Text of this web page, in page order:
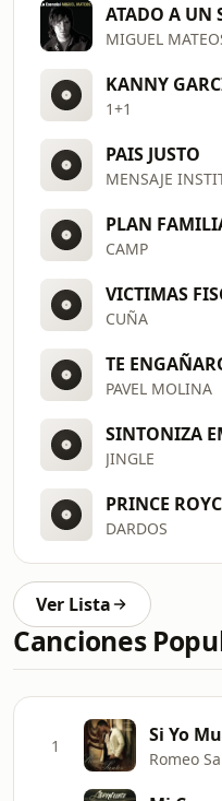
ATADO A UN
MIGUEL
KANNY
1+1
PAIS JUSTO
MENSAJE
CAMP
CUÑA
TE
PAVEL MOLINA
JINGLE
DARDOS
Ver Lista
Canciones
1 Si Yo
Romeo